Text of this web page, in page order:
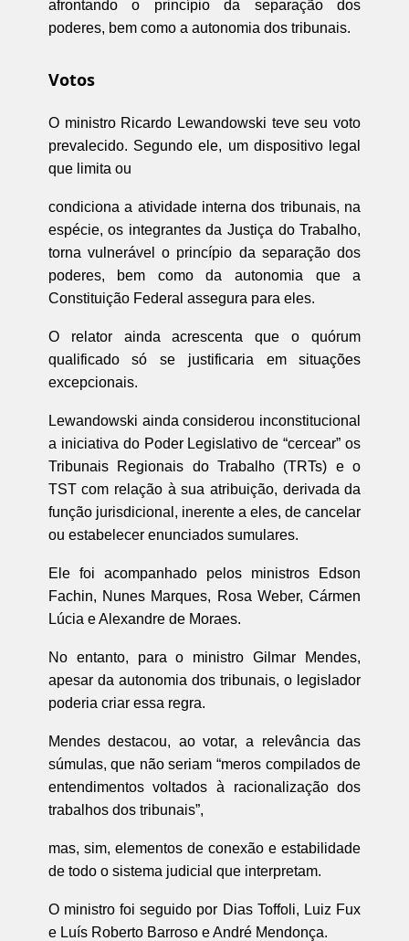
afrontando o princípio da separação dos
poderes, bem como a autonomia dos tribunais.
Votos
O ministro Ricardo Lewandowski teve seu voto
prevalecido. Segundo ele, um dispositivo legal
que limita ou
condiciona a atividade interna dos tribunais, na
espécie, os integrantes da Justiça do Trabalho,
torna vulnerável o princípio da separação dos
poderes, bem como da autonomia que a
Constituição Federal assegura para eles.
O relator ainda acrescenta que o quórum
qualificado só se justificaria em situações
excepcionais.
Lewandowski ainda considerou inconstitucional
a iniciativa do Poder Legislativo de “cercear” os
Tribunais Regionais do Trabalho (TRTs) e o
TST com relação à sua atribuição, derivada da
função jurisdicional, inerente a eles, de cancelar
ou estabelecer enunciados sumulares.
Ele foi acompanhado pelos ministros Edson
Fachin, Nunes Marques, Rosa Weber, Cármen
Lúcia e Alexandre de Moraes.
No entanto, para o ministro Gilmar Mendes,
apesar da autonomia dos tribunais, o legislador
poderia criar essa regra.
Mendes destacou, ao votar, a relevância das
súmulas, que não seriam “meros compilados de
entendimentos voltados à racionalização dos
trabalhos dos tribunais”,
mas, sim, elementos de conexão e estabilidade
de todo o sistema judicial que interpretam.
O ministro foi seguido por Dias Toffoli, Luiz Fux
e Luís Roberto Barroso e André Mendonça.